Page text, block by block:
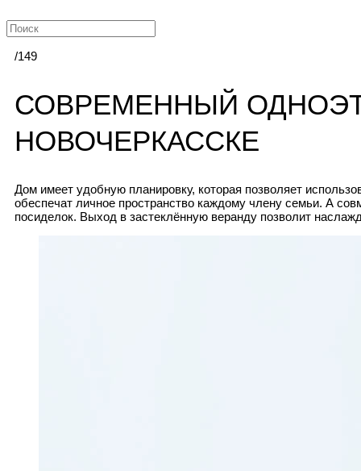
/149
СОВРЕМЕННЫЙ
НОВОЧЕРКАССКЕ
Дом имеет удобную планировку, которая позволяет
обеспечат личное пространство каждому члену семьи. А
посиделок. Выход в застеклённую веранду позволит